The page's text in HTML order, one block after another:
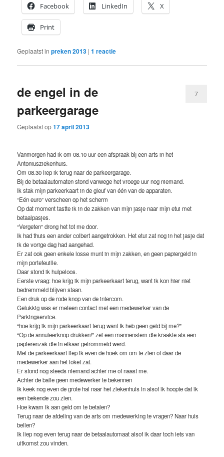
Facebook LinkedIn X
Print
Geplaatst in preken 2013 |1 reactie
de engel in de
parkeergarage
Geplaatst op17 april 2013
7
Vanmorgen had ik om 08.10 uur een afspraak bij een arts in het
Antoniusziekenhuis.
Om 08.30 liep ik terug naar de parkeergarage.
Bij de betaalautomaten stond vanwege het vroege uur nog niemand.
Ik stak mijn parkeerkaart in de gleuf van één van de apparaten.
“Eén euro” verscheen op het scherm
Op dat moment tastte ik in de zakken van mijn jasje naar mijn etui met
betaalpasjes.
“Vergeten” drong het tot me door.
Ik had thuis een ander colbert aangetrokken. Het etui zat nog in het jasje dat
ik de vorige dag had aangehad.
Er zat ook geen enkele losse munt in mijn zakken, en geen papiergeld in
mijn portefeuille.
Daar stond ik hulpeloos.
Eerste vraag: hoe krijg ik mijn parkeerkaart terug, want ik kon hier niet
bedremmeld blijven staan.
Een druk op de rode knop van de intercom.
Gelukkig was er meteen contact met een medewerker van de
Parkingservice.
“hoe krijg ik mijn parkeerkaart terug want Ik heb geen geld bij me?”
“Op de annuleerknop drukken!” zei een mannenstem die kraakte als een
papierenzak die in elkaar gefrommeld werd.
Met de parkeerkaart liep ik even de hoek om om te zien of daar de
medewerker aan het loket zat.
Er stond nog steeds niemand achter me of naast me.
Achter de balie geen medewerker te bekennen
Ik keek nog even de grote hal naar het ziekenhuis in alsof ik hoopte dat ik
een bekende zou zien.
Hoe kwam ik aan geld om te betalen?
Terug naar de afdeling van de arts om medewerking te vragen? Naar huis
bellen?
Ik liep nog even terug naar de betaalautomaat alsof ik daar toch iets van
uitkomst zou vinden.